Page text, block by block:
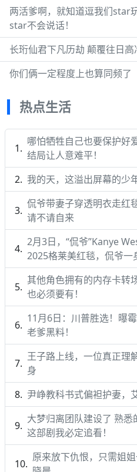
两活爹啊，就知道逗我们star
star不会说话！
长珩仙君下凡历劫 颠覆往日高
你们俩一定程度上也算同频了
热点生活
哪怕牺牲自己也要保护好
结局让人意难平！
我的天，这溢出屏幕的少
侃爷带妻子穿透明衣走红
请不请自来
2月3日，“侃爷”Kanye
2025格莱美红毯，侃爷一
其他角色拥有的内存卡转
也必须要有！
11月6日：川普胜选！曝
老爹黑料！
王子路上线，一位真正理
身
尹峥教科书式偏袒护妻，
大梦归离团队建设了 熟悉
这部剧我必定追看！
原来放下仇恨，只需姐